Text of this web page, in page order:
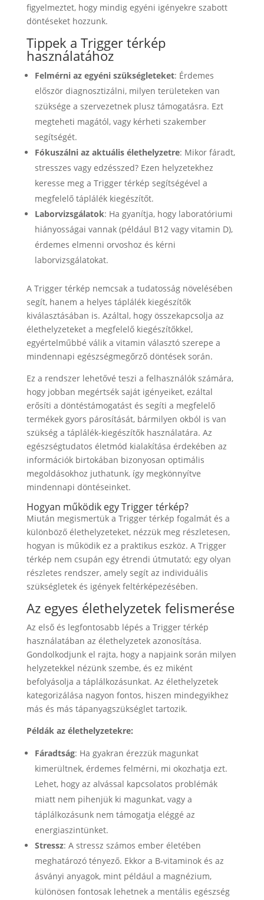
figyelmeztet, hogy mindig egyéni igényekre szabott
döntéseket hozzunk.
Tippek a Trigger térkép
használatához
Felmérni az egyéni szükségleteket: Érdemes
először diagnosztizálni, milyen területeken van
szüksége a szervezetnek plusz támogatásra. Ezt
megteheti magától, vagy kérheti szakember
segítségét.
Fókuszálni az aktuális élethelyzetre: Mikor fáradt,
stresszes vagy edzésszed? Ezen helyzetekhez
keresse meg a Trigger térkép segítségével a
megfelelő táplálék kiegészítőt.
Laborvizsgálatok: Ha gyanítja, hogy laboratóriumi
hiányosságai vannak (például B12 vagy vitamin D),
érdemes elmenni orvoshoz és kérni
laborvizsgálatokat.
A Trigger térkép nemcsak a tudatosság növelésében
segít, hanem a helyes táplálék kiegészítők
kiválasztásában is. Azáltal, hogy összekapcsolja az
élethelyzeteket a megfelelő kiegészítőkkel,
egyértelműbbé válik a vitamin választó szerepe a
mindennapi egészségmegőrző döntések során.
Ez a rendszer lehetővé teszi a felhasználók számára,
hogy jobban megértsék saját igényeiket, ezáltal
erősíti a döntéstámogatást és segíti a megfelelő
termékek gyors párosítását, bármilyen okból is van
szükség a táplálék-kiegészítők használatára. Az
egészségtudatos életmód kialakítása érdekében az
információk birtokában bizonyosan optimális
megoldásokhoz juthatunk, így megkönnyítve
mindennapi döntéseinket.
Hogyan működik egy Trigger térkép?
Miután megismertük a Trigger térkép fogalmát és a
különböző élethelyzeteket, nézzük meg részletesen,
hogyan is működik ez a praktikus eszköz. A Trigger
térkép nem csupán egy étrendi útmutató; egy olyan
részletes rendszer, amely segít az individuális
szükségletek és igények feltérképezésében.
Az egyes élethelyzetek felismerése
Az első és legfontosabb lépés a Trigger térkép
használatában az élethelyzetek azonosítása.
Gondolkodjunk el rajta, hogy a napjaink során milyen
helyzetekkel nézünk szembe, és ez miként
befolyásolja a táplálkozásunkat. Az élethelyzetek
kategorizálása nagyon fontos, hiszen mindegyikhez
más és más tápanyagszükséglet tartozik.
Példák az élethelyzetekre:
Fáradtság: Ha gyakran érezzük magunkat
kimerültnek, érdemes felmérni, mi okozhatja ezt.
Lehet, hogy az alvással kapcsolatos problémák
miatt nem pihenjük ki magunkat, vagy a
táplálkozásunk nem támogatja eléggé az
energiaszintünket.
Stressz: A stressz számos ember életében
meghatározó tényező. Ekkor a B-vitaminok és az
ásványi anyagok, mint például a magnézium,
különösen fontosak lehetnek a mentális egészség